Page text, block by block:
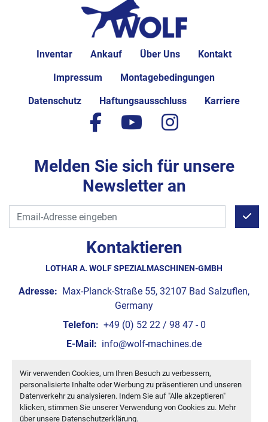
Wir verwenden Cookies, um Ihren Besuch zu verbessern,
personalisierte Inhalte oder Werbung zu präsentieren und unseren
Datenverkehr zu analysieren. Indem Sie auf "Alle akzeptieren"
klicken, stimmen Sie unserer Verwendung von Cookies zu. Mehr
über unsere Datenschutzerklärung.
Inventar Ankauf Über Uns Kontakt
Impressum Montagebedingungen
Datenschutz Haftungsausschluss Karriere
Kontaktieren
LOTHAR A. WOLF SPEZIALMASCHINEN-GMBH
Adresse: Max-Planck-Straße 55, 32107 Bad Salzuflen,
Germany
Telefon: +49 (0) 52 22 / 98 47 - 0
E-Mail: info@wolf-machines.de
Cookie-Einstellungen
Machinio System-Website vonMachinio
facebook
youtubeinstagram
Melden Sie sich für unsere
Newsletter an